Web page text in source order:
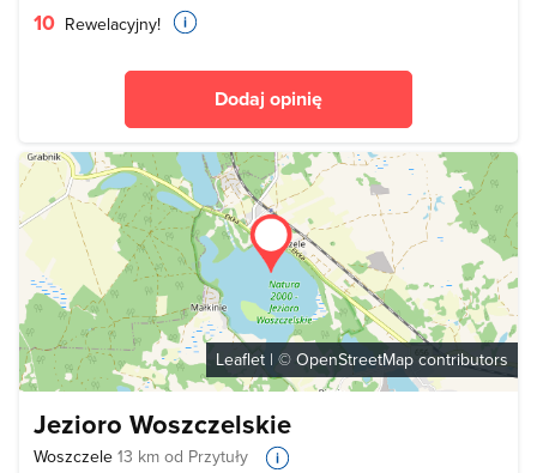
10 Rewelacyjny!
Dodaj opinię
Leaflet | © OpenStreetMap contributors
Jezioro Woszczelskie
Woszczele 13 km od Przytuły